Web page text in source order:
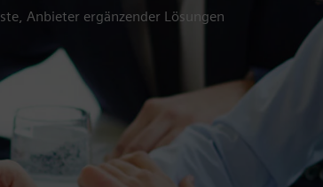
Anbieter ergänzender Lösungen